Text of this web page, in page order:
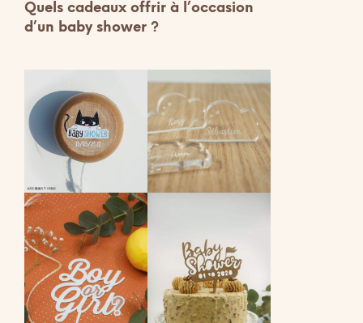
Quels cadeaux offrir à l’occasion
d’un baby shower ?